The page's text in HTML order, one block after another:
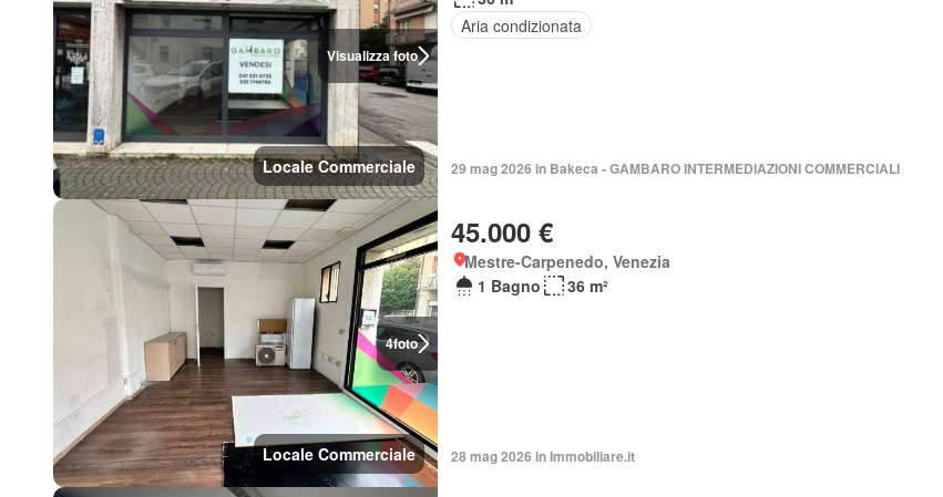
Visualizza foto
Locale Commerciale
Aria condizionata
29 mag 2026 in Bakeca - GAMBARO INTERMEDIAZIONI COMMERCIALI
4foto
Locale Commerciale
45.000 €
Mestre-Carpenedo, Venezia
1 Bagno
36 m²
28 mag 2026 in Immobiliare.it